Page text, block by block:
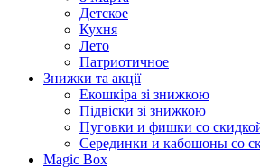
Детское
Кухня
Лето
Патриотичное
Знижки та акції
Екошкіра зі знижкою
Підвіски зі знижкою
Пуговки и фишки со
Серединки и кабошоны со
Magic Box